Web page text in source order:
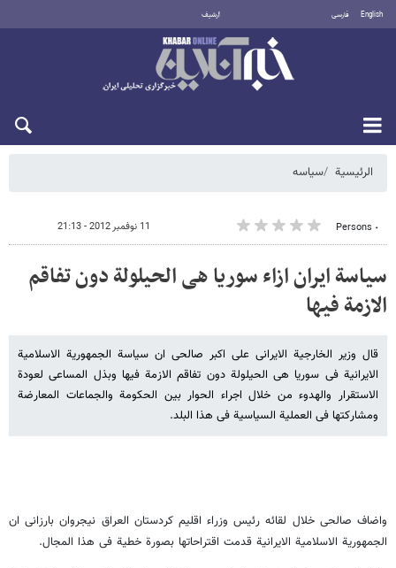
English فارسی أرشيف
الرئيسية سیاسه
٠ Persons 11 نوفمبر 2012 - 21:13
سیاسة ایران ازاء سوریا هی الحیلولة دون تفاقم
الازمة فیها
قال وزیر الخارجیة الایرانی علی اکبر صالحی ان سیاسة الجمهوریة الاسلامیة
الایرانیة فی سوریا هی الحیلولة دون تفاقم الازمة فیها وبذل المساعی لعودة
الاستقرار والهدوء من خلال اجراء الحوار بین الحکومة والجماعات المعارضة
ومشارکتها فی العملیة السیاسیة فی هذا البلد.
واضاف صالحی خلال لقائه رئیس وزراء اقلیم کردستان العراق نیجروان بارزانی ان
الجمهوریة الاسلامیة الایرانیة قدمت اقتراحاتها بصورة خطیة فی هذا المجال.